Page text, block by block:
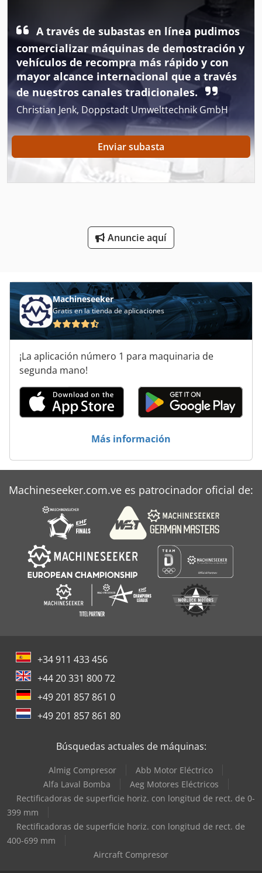
Equipamientos adicionales bajo pedido del cliente.
Dkodoycv Nljpfx Ai Ior Precio a consultar, modelo básico
desde 220.000,- € neto. También disponemos de modelos
usados en stock. Años de fabricación 2018 - 2022. Por favor
consúltenos.
Generadores De
Herramienta De Máquina
Instrucciones De Programación
Maquinas De Coser Industriales
Motor De Carro
Máquina De Carpintería
Máquina De La Carpintería
Sistema De Clasificación
Sistema De Transporte
Transportador De Banda Articulada
Transporte De Contenedores
Unidad De Motor
Vehículo De Transporte Del Corredor
Vehículo Municipal
A través de subastas en línea pudimos
comercializar máquinas de demostración y
vehículos de recompra más rápido y con
mayor alcance internacional que a través
de nuestros canales tradicionales.
Christian Jenk, Doppstadt Umwelttechnik GmbH
Enviar subasta
Anuncie aquí
Machineseeker
Gratis en la tienda de aplicaciones
¡La aplicación número 1 para maquinaria de
segunda mano!
Más información
Machineseeker.com.ve es patrocinador oficial de:
+34 911 433 456
+44 20 331 800 72
+49 201 857 861 0
+49 201 857 861 80
Búsquedas actuales de máquinas:
Almig Compresor
Abb Motor Eléctrico
Alfa Laval Bomba
Aeg Motores Eléctricos
Rectificadoras de superficie horiz. con longitud de rect. de 0-
399 mm
Rectificadoras de superficie horiz. con longitud de rect. de
400-699 mm
Aircraft Compresor